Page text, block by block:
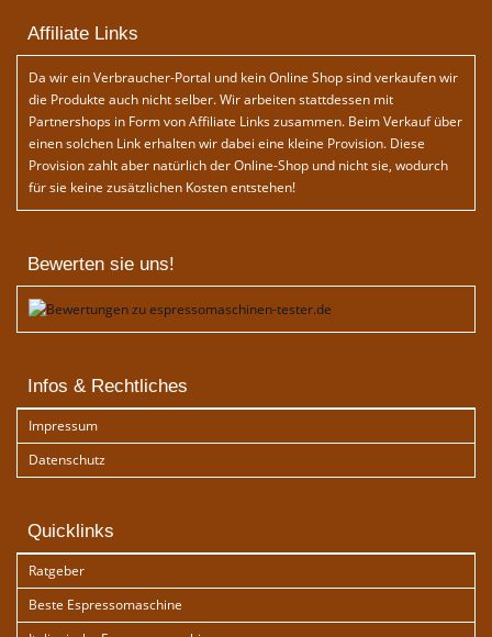
Affiliate Links
Da wir ein Verbraucher-Portal und kein Online Shop sind verkaufen wir
die Produkte auch nicht selber. Wir arbeiten stattdessen mit
Partnershops in Form von Affiliate Links zusammen. Beim Verkauf über
einen solchen Link erhalten wir dabei eine kleine Provision. Diese
Provision zahlt aber natürlich der Online-Shop und nicht sie, wodurch
für sie keine zusätzlichen Kosten entstehen!
Bewerten sie uns!
Infos & Rechtliches
Impressum
Datenschutz
Quicklinks
Ratgeber
Beste Espressomaschine